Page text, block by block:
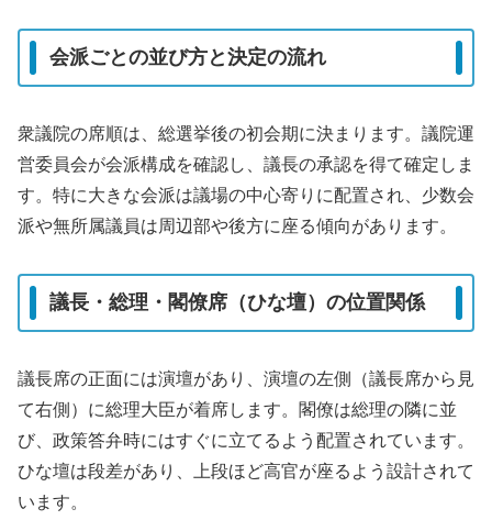
会派ごとの並び方と決定の流れ
衆議院の席順は、総選挙後の初会期に決まります。議院運
営委員会が会派構成を確認し、議長の承認を得て確定しま
す。特に大きな会派は議場の中心寄りに配置され、少数会
派や無所属議員は周辺部や後方に座る傾向があります。
議長・総理・閣僚席（ひな壇）の位置関係
議長席の正面には演壇があり、演壇の左側（議長席から見
て右側）に総理大臣が着席します。閣僚は総理の隣に並
び、政策答弁時にはすぐに立てるよう配置されています。
ひな壇は段差があり、上段ほど高官が座るよう設計されて
います。